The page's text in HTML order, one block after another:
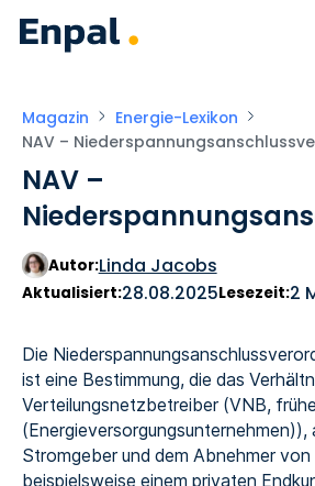
Magazin
Energie-Lexikon
NAV –
NAV –
Autor:Linda Jacobs
Aktualisiert:28.08.2025Lesezeit:2
Die
ist eine Bestimmung, die das
Verteilungsnetzbetreiber (VNB,
(Energieversorgungsunternehmen)),
Stromgeber und dem Abnehmer
beispielsweise einem privaten